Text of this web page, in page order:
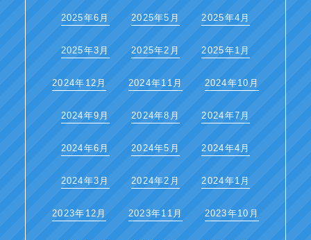
2025年6月 2025年5月 2025年4月
2025年3月 2025年2月 2025年1月
2024年12月 2024年11月 2024年10月
2024年9月 2024年8月 2024年7月
2024年6月 2024年5月 2024年4月
2024年3月 2024年2月 2024年1月
2023年12月 2023年11月 2023年10月